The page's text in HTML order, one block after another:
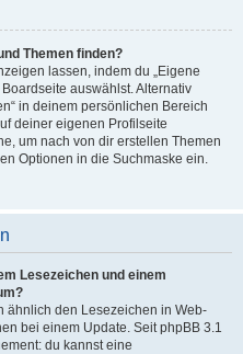
Themen finden?
lassen, indem du „Eigene
auswählst. Alternativ
in deinem persönlichen Bereich
deiner eigenen Profilseite
um nach von dir erstellen Themen
Optionen in die Suchmaske ein.
Lesezeichen und einem
ähnlich den Lesezeichen in Web-
bei einem Update. Seit phpBB 3.1
du kannst eine